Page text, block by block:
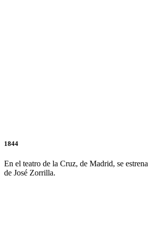
1844
En el teatro de la Cruz, de Madrid, se estrena
de José Zorrilla.